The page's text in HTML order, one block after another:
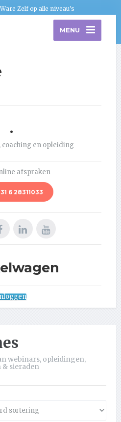
Zelf op alle niveau's
MENU
.
coaching en opleiding
afspraken
6 28311033
webinars, opleidingen,
& sieraden